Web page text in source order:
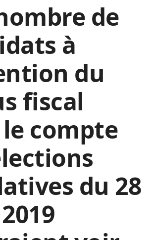
de
à
du
fiscal
compte
du 28